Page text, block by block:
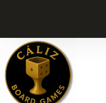
content